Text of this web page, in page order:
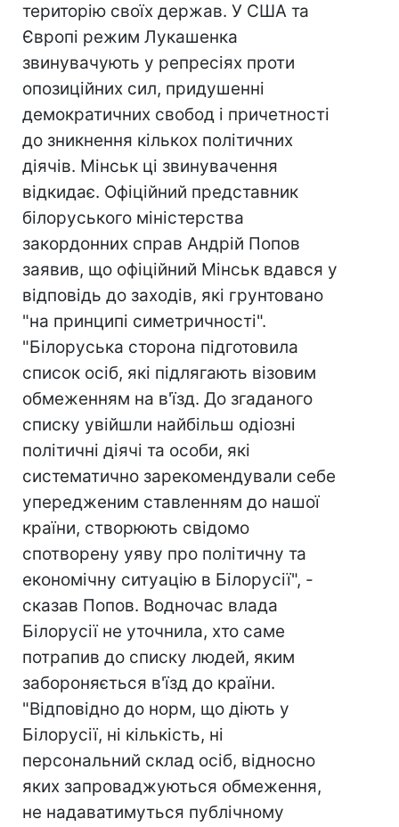
територію своїх держав. У США та
Європі режим Лукашенка
звинувачують у репресіях проти
опозиційних сил, придушенні
демократичних свобод і причетності
до зникнення кількох політичних
діячів. Мінськ ці звинувачення
відкидає. Офіційний представник
білоруського міністерства
закордонних справ Андрій Попов
заявив, що офіційний Мінськ вдався у
відповідь до заходів, які грунтовано
"на принципі симетричності".
"Білоруська сторона підготовила
список осіб, які підлягають візовим
обмеженням на в'їзд. До згаданого
списку увійшли найбільш одіозні
політичні діячі та особи, які
систематично зарекомендували себе
упередженим ставленням до нашої
країни, створюють свідомо
спотворену уяву про політичну та
економічну ситуацію в Білорусії", -
сказав Попов. Водночас влада
Білорусії не уточнила, хто саме
потрапив до списку людей, яким
забороняється в'їзд до країни.
"Відповідно до норм, що діють у
Білорусії, ні кількість, ні
персональний склад осіб, відносно
яких запроваджуються обмеження,
не надаватимуться публічному